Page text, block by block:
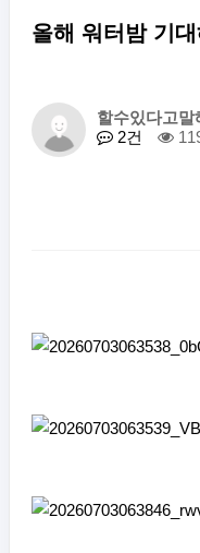
올해 워터밤 기
할수있다고말
2건